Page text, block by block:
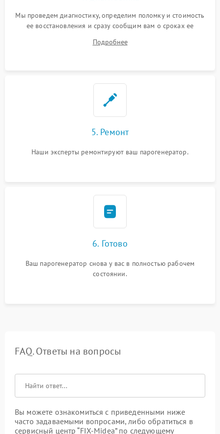
Мы проведем диагностику, определим поломку и стоимость
ее восстановления и сразу сообщим вам о сроках ее
Подробнее
5. Ремонт
Наши эксперты ремонтируют ваш парогенератор.
6. Готово
Ваш парогенератор снова у вас в полностью рабочем
состоянии.
FAQ. Ответы на вопросы
Вы можете ознакомиться с приведенными ниже
часто задаваемыми вопросами, либо обратиться в
сервисный центр “FIX-Midea” по следующему